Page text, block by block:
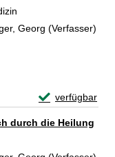
Georg (Verfasser)
verfügbar
Exemplar-
durch die Heilung